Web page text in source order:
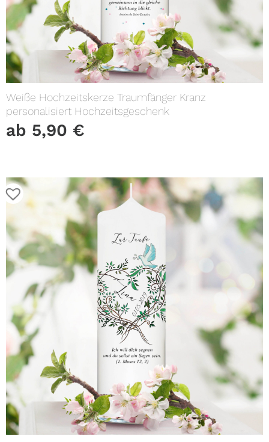
Weiße Hochzeitskerze Traumfänger Kranz
personalisiert Hochzeitsgeschenk
ab 5,90 €